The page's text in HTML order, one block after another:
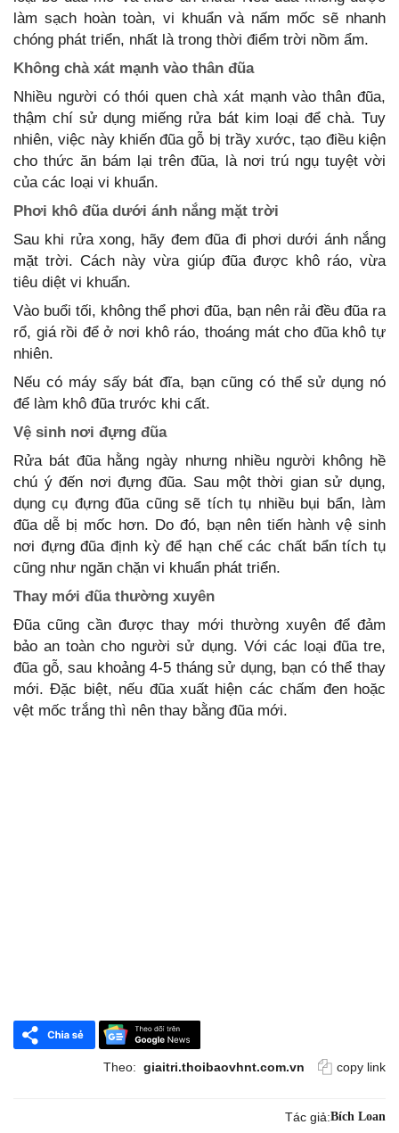
làm sạch hoàn toàn, vi khuẩn và nấm mốc sẽ nhanh
chóng phát triển, nhất là trong thời điểm trời nồm ẩm.
Không chà xát mạnh vào thân đũa
Nhiều người có thói quen chà xát mạnh vào thân đũa,
thậm chí sử dụng miếng rửa bát kim loại để chà. Tuy
nhiên, việc này khiến đũa gỗ bị trầy xước, tạo điều kiện
cho thức ăn bám lại trên đũa, là nơi trú ngụ tuyệt vời
của các loại vi khuẩn.
Phơi khô đũa dưới ánh nắng mặt trời
Sau khi rửa xong, hãy đem đũa đi phơi dưới ánh nắng
mặt trời. Cách này vừa giúp đũa được khô ráo, vừa
tiêu diệt vi khuẩn.
Vào buổi tối, không thể phơi đũa, bạn nên rải đều đũa ra
rổ, giá rồi để ở nơi khô ráo, thoáng mát cho đũa khô tự
nhiên.
Nếu có máy sấy bát đĩa, bạn cũng có thể sử dụng nó
để làm khô đũa trước khi cất.
Vệ sinh nơi đựng đũa
Rửa bát đũa hằng ngày nhưng nhiều người không hề
chú ý đến nơi đựng đũa. Sau một thời gian sử dụng,
dụng cụ đựng đũa cũng sẽ tích tụ nhiều bụi bẩn, làm
đũa dễ bị mốc hơn. Do đó, bạn nên tiến hành vệ sinh
nơi đựng đũa định kỳ để hạn chế các chất bẩn tích tụ
cũng như ngăn chặn vi khuẩn phát triển.
Thay mới đũa thường xuyên
Đũa cũng cần được thay mới thường xuyên để đảm
bảo an toàn cho người sử dụng. Với các loại đũa tre,
đũa gỗ, sau khoảng 4-5 tháng sử dụng, bạn có thể thay
mới. Đặc biệt, nếu đũa xuất hiện các chấm đen hoặc
vệt mốc trắng thì nên thay bằng đũa mới.
Theo: giaitri.thoibaovhnt.com.vn copy link
Tác giả:Bích Loan